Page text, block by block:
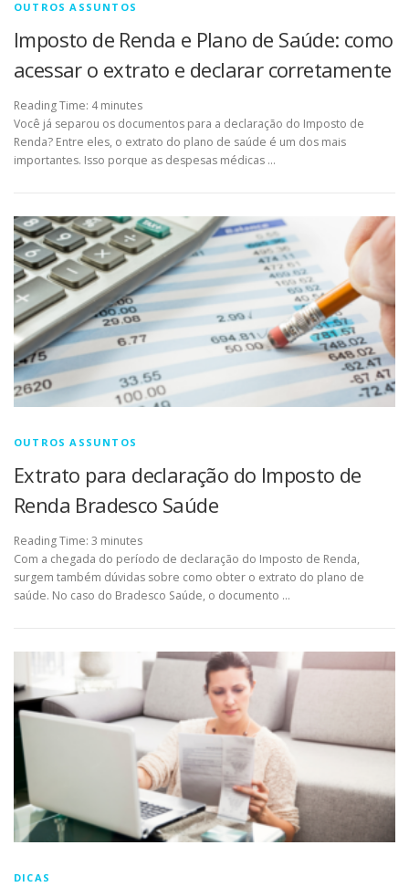
OUTROS ASSUNTOS
Imposto de Renda e Plano de Saúde: como
acessar o extrato e declarar corretamente
Reading Time: 4 minutes
Você já separou os documentos para a declaração do Imposto de
Renda? Entre eles, o extrato do plano de saúde é um dos mais
importantes. Isso porque as despesas médicas …
OUTROS ASSUNTOS
Extrato para declaração do Imposto de
Renda Bradesco Saúde
Reading Time: 3 minutes
Com a chegada do período de declaração do Imposto de Renda,
surgem também dúvidas sobre como obter o extrato do plano de
saúde. No caso do Bradesco Saúde, o documento …
DICAS